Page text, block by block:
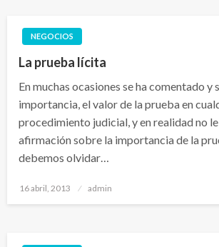
NEGOCIOS
La prueba lícita
En muchas ocasiones se ha comentado y
importancia, el valor de la prueba en
procedimiento judicial, y en realidad no
afirmación sobre la importancia de la
debemos olvidar…
Publicado
16 abril, 2013 admin